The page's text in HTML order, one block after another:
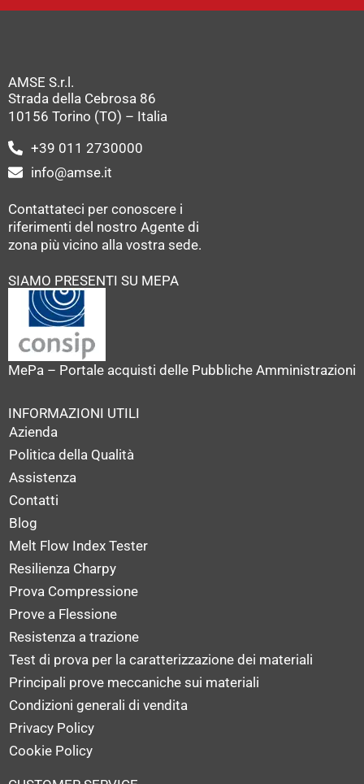
AMSE S.r.l.
Strada della Cebrosa 86
10156 Torino (TO) – Italia
+39 011 2730000
info@amse.it
Contattateci per conoscere i
riferimenti del nostro Agente di
zona più vicino alla vostra sede.
SIAMO PRESENTI SU MEPA
MePa – Portale acquisti delle Pubbliche Amministrazioni
INFORMAZIONI UTILI
Azienda
Politica della Qualità
Assistenza
Contatti
Blog
Melt Flow Index Tester
Resilienza Charpy
Prova Compressione
Prove a Flessione
Resistenza a trazione
Test di prova per la caratterizzazione dei materiali
Principali prove meccaniche sui materiali
Condizioni generali di vendita
Privacy Policy
Cookie Policy